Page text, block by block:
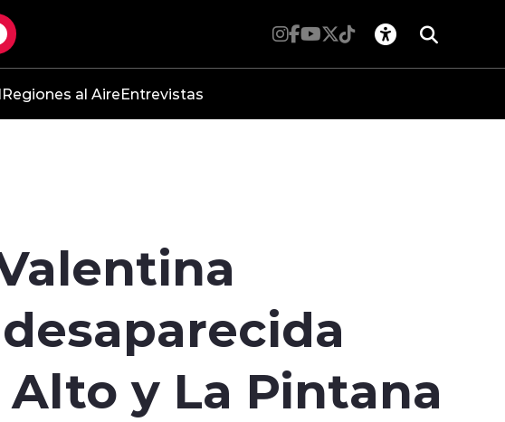
Regiones al AireEntrevistas
y La Pintana